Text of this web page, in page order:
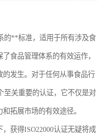
的**标准，适用于所有涉及食
食品管理体系的有效运作，
发生。对于任何从事食品行
至关重要的认证，它不仅是对
拓展市场的有效途径。
获得ISO22000认证无疑将成